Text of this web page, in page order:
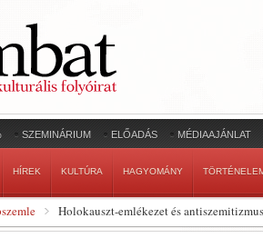
SZEMINÁRIUM ELŐADÁS MÉDIAAJÁNLAT
HÍREK KULTÚRA HAGYOMÁNY
Holokauszt-emlékezet és